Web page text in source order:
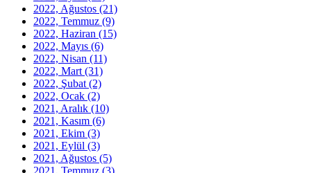
2022, Ağustos (21)
2022, Temmuz (9)
2022, Haziran (15)
2022, Mayıs (6)
2022, Nisan (11)
2022, Mart (31)
2022, Şubat (2)
2022, Ocak (2)
2021, Aralık (10)
2021, Kasım (6)
2021, Ekim (3)
2021, Eylül (3)
2021, Ağustos (5)
2021, Temmuz (3)